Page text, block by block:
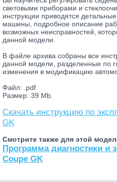
световыми приборами и
инструкции приводятся
машины, подробное описание
возможных неисправностей,
данной модели.
В файле архива собраны все
данной модели, разделенные по
изменения в модификацию
Файл: .pdf
Размер: 39 Mb.
Скачать инструкцию по
GK
Смотрите также для этой
Программа диагностики и
Coupe GK